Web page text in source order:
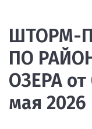
ШТОРМ-
ПО
ОЗЕРА от
мая 2026